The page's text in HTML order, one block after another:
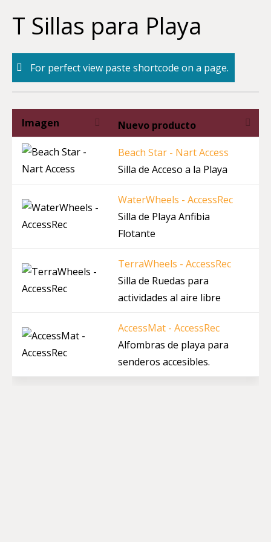
T Sillas para Playa
For perfect view paste shortcode on a page.
Imagen Nuevo producto
Beach Star - Nart Access
Silla de Acceso a la Playa
WaterWheels - AccessRec
Silla de Playa Anfibia
Flotante
TerraWheels - AccessRec
Silla de Ruedas para
actividades al aire libre
AccessMat - AccessRec
Alfombras de playa para
senderos accesibles.